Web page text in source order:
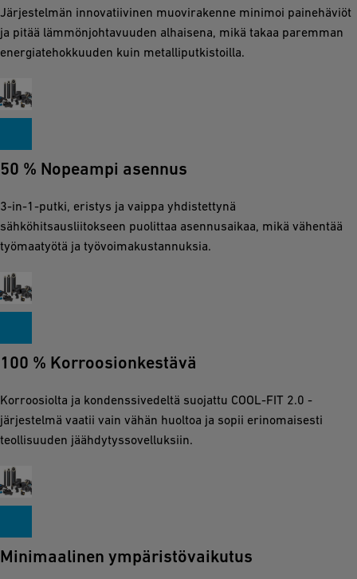
Järjestelmän innovatiivinen muovirakenne minimoi painehäviöt
ja pitää lämmönjohtavuuden alhaisena, mikä takaa paremman
energiatehokkuuden kuin metalliputkistoilla.
50 % Nopeampi asennus
3-in-1-putki, eristys ja vaippa yhdistettynä
sähköhitsausliitokseen puolittaa asennusaikaa, mikä vähentää
työmaatyötä ja työvoimakustannuksia.
100 % Korroosionkestävä
Korroosiolta ja kondenssivedeltä suojattu COOL-FIT 2.0 -
järjestelmä vaatii vain vähän huoltoa ja sopii erinomaisesti
teollisuuden jäähdytyssovelluksiin.
Minimaalinen ympäristövaikutus